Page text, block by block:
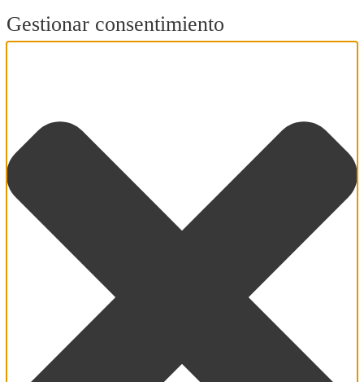
Gestionar consentimiento